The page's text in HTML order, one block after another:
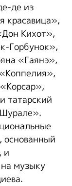
де из
красавица»,
Кихот»,
Горбунок»,
«Гаянэ»,
татарский
и
музыку